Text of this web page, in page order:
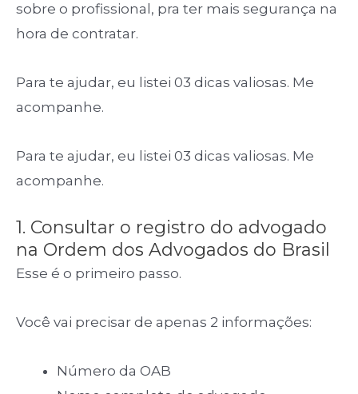
sobre o profissional, pra ter mais segurança na
hora de contratar.
Para te ajudar, eu listei 03 dicas valiosas. Me
acompanhe.
Para te ajudar, eu listei 03 dicas valiosas. Me
acompanhe.
1. Consultar o registro do advogado
na Ordem dos Advogados do Brasil
Esse é o primeiro passo.
Você vai precisar de apenas 2 informações:
Número da OAB